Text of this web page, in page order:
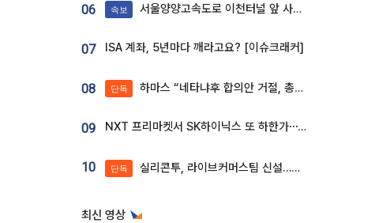
06 속보 서울양양고속도로 이천터널 앞 사고 발생
07 ISA 계좌, 5년마다 깨라고요? [이슈크래커]
08 단독 하마스 “네타냐후 합의안 거절, 총선 앞두고 시간 끌기”
09 NXT 프리마켓서 SK하이닉스 또 하한가⋯‘11주 거래’에 시초가 왜곡
10 단독 실리콘투, 라이브커머스팀 신설…K뷰티 ‘글로벌 판매망’ 확대[K뷰티 라방戰]
최신 영상